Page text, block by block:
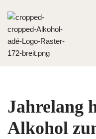
Zum
Inhalt
springen
Jahrelang
Alkohol